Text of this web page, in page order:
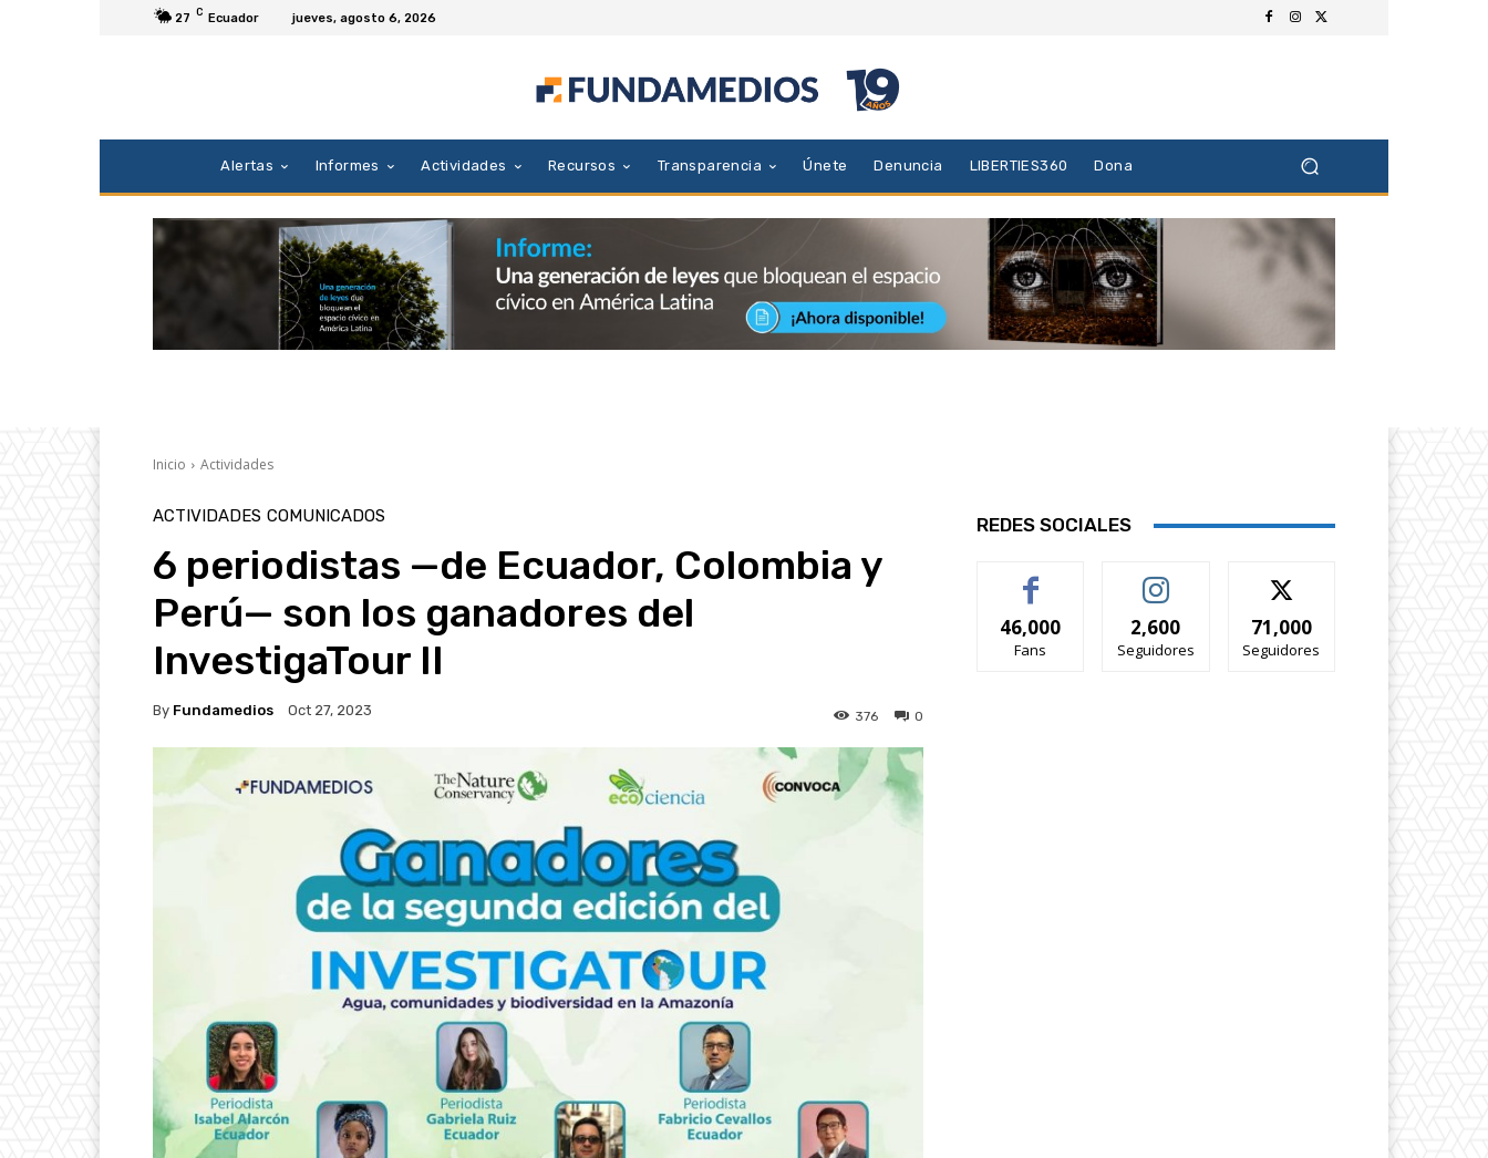
27 C Ecuador jueves, agosto 6, 2026
Alertas Informes Actividades Recursos Transparencia Únete Denuncia LIBERTIES360 Dona
Inicio Actividades
ACTIVIDADES COMUNICADOS
6 periodistas —de Ecuador, Colombia y
Perú— son los ganadores del
InvestigaTour II
By Fundamedios Oct 27, 2023 0
376
REDES SOCIALES
46,000
Fans
2,600
Seguidores
71,000
Seguidores